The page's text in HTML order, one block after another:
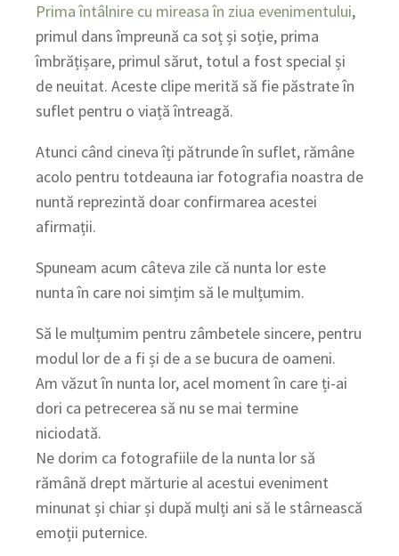
Prima întâlnire cu mireasa în ziua evenimentului,
primul dans împreună ca soț și soție, prima
îmbrățișare, primul sărut, totul a fost special și
de neuitat. Aceste clipe merită să fie păstrate în
suflet pentru o viață întreagă.
Atunci când cineva îți pătrunde în suflet, rămâne
acolo pentru totdeauna iar fotografia noastra de
nuntă reprezintă doar confirmarea acestei
afirmații.
Spuneam acum câteva zile că nunta lor este
nunta în care noi simțim să le mulțumim.
Să le mulțumim pentru zâmbetele sincere, pentru
modul lor de a fi și de a se bucura de oameni.
Am văzut în nunta lor, acel moment în care ți-ai
dori ca petrecerea să nu se mai termine
niciodată.
Ne dorim ca fotografiile de la nunta lor să
rămână drept mărturie al acestui eveniment
minunat și chiar și după mulți ani să le stârnească
emoții puternice.